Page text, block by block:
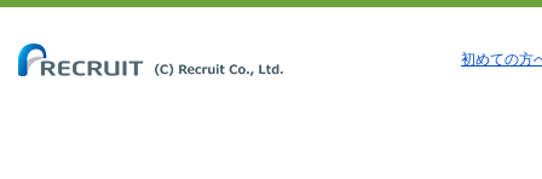
初めての方